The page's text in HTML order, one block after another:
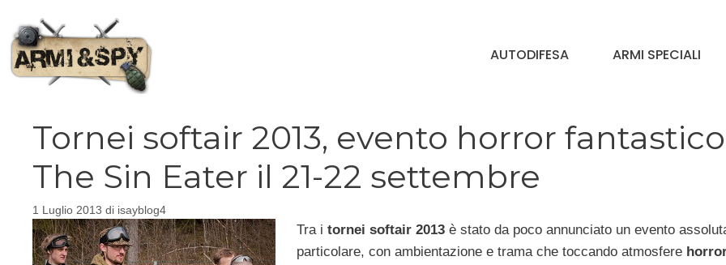
contenuto
AUTODIFESA ARMI SPECIALI
Tornei softair 2013, evento horror
The Sin Eater il 21-22 settembre
1 Luglio 2013 di isayblog4
Tra i tornei softair 2013è stato da poco annunciato un evento
particolare, con ambientazione e trama che toccando atmosfere